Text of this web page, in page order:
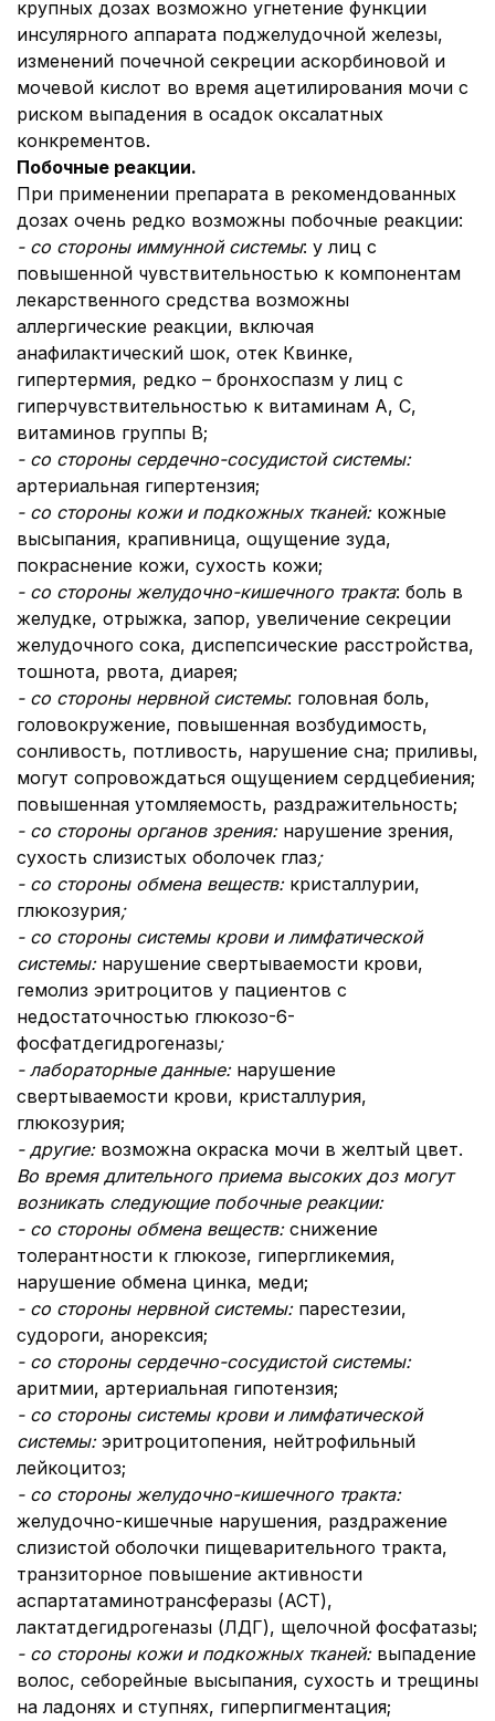
крупных дозах возможно угнетение функции
инсулярного аппарата поджелудочной железы,
изменений почечной секреции аскорбиновой и
мочевой кислот во время ацетилирования мочи с
риском выпадения в осадок оксалатных
конкрементов.
Побочные реакции.
При применении препарата в рекомендованных
дозах очень редко возможны побочные реакции:
- со стороны иммунной системы: у лиц с
повышенной чувствительностью к компонентам
лекарственного средства возможны
аллергические реакции, включая
анафилактический шок, отек Квинке,
гипертермия, редко – бронхоспазм у лиц с
гиперчувствительностью к витаминам А, С,
витаминов группы В;
- со стороны сердечно-сосудистой системы:
артериальная гипертензия;
- со стороны кожи и подкожных тканей: кожные
высыпания, крапивница, ощущение зуда,
покраснение кожи, сухость кожи;
- со стороны желудочно-кишечного тракта: боль в
желудке, отрыжка, запор, увеличение секреции
желудочного сока, диспепсические расстройства,
тошнота, рвота, диарея;
- со стороны нервной системы: головная боль,
головокружение, повышенная возбудимость,
сонливость, потливость, нарушение сна; приливы,
могут сопровождаться ощущением сердцебиения;
повышенная утомляемость, раздражительность;
- со стороны органов зрения: нарушение зрения,
сухость слизистых оболочек глаз;
- со стороны обмена веществ: кристаллурии,
глюкозурия;
- со стороны системы крови и лимфатической
системы: нарушение свертываемости крови,
гемолиз эритроцитов у пациентов с
недостаточностью глюкозо-6-
фосфатдегидрогеназы;
- лабораторные данные: нарушение
свертываемости крови, кристаллурия,
глюкозурия;
- другие: возможна окраска мочи в желтый цвет.
Во время длительного приема высоких доз могут
возникать следующие побочные реакции:
- со стороны обмена веществ: снижение
толерантности к глюкозе, гипергликемия,
нарушение обмена цинка, меди;
- со стороны нервной системы: парестезии,
судороги, анорексия;
- со стороны сердечно-сосудистой системы:
аритмии, артериальная гипотензия;
- со стороны системы крови и лимфатической
системы: эритроцитопения, нейтрофильный
лейкоцитоз;
- со стороны желудочно-кишечного тракта:
желудочно-кишечные нарушения, раздражение
слизистой оболочки пищеварительного тракта,
транзиторное повышение активности
аспартатаминотрансферазы (АСТ),
лактатдегидрогеназы (ЛДГ), щелочной фосфатазы;
- со стороны кожи и подкожных тканей: выпадение
волос, себорейные высыпания, сухость и трещины
на ладонях и ступнях, гиперпигментация;